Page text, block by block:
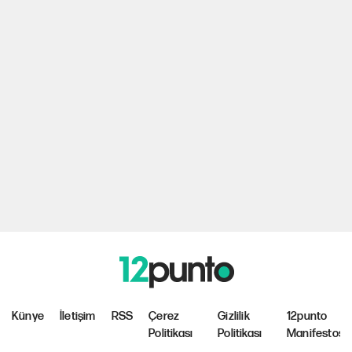
Künye İletişim RSS
Çerez
Politikası
Gizlilik
Politikası
12punto
Manifestosu